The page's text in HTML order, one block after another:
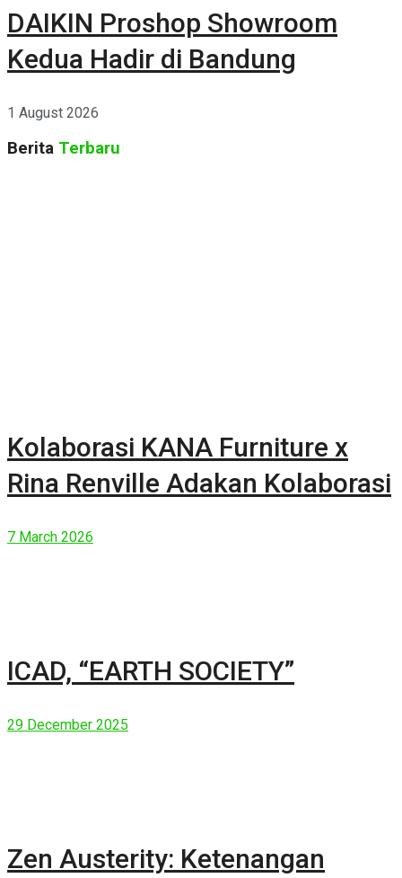
DAIKIN Proshop Showroom
Kedua Hadir di Bandung
1 August 2026
Berita Terbaru
Kolaborasi KANA Furniture x
Rina Renville Adakan Kolaborasi
7 March 2026
ICAD, “EARTH SOCIETY”
29 December 2025
Zen Austerity: Ketenangan